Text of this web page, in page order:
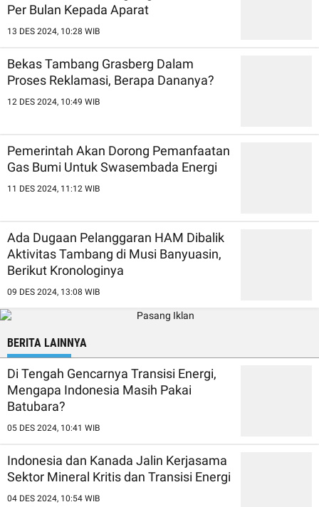
Per Bulan Kepada Aparat
13 DES 2024, 10:28 WIB
Bekas Tambang Grasberg Dalam
Proses Reklamasi, Berapa Dananya?
12 DES 2024, 10:49 WIB
Pemerintah Akan Dorong Pemanfaatan
Gas Bumi Untuk Swasembada Energi
11 DES 2024, 11:12 WIB
Ada Dugaan Pelanggaran HAM Dibalik
Aktivitas Tambang di Musi Banyuasin,
Berikut Kronologinya
09 DES 2024, 13:08 WIB
BERITA LAINNYA
Di Tengah Gencarnya Transisi Energi,
Mengapa Indonesia Masih Pakai
Batubara?
05 DES 2024, 10:41 WIB
Indonesia dan Kanada Jalin Kerjasama
Sektor Mineral Kritis dan Transisi Energi
04 DES 2024, 10:54 WIB